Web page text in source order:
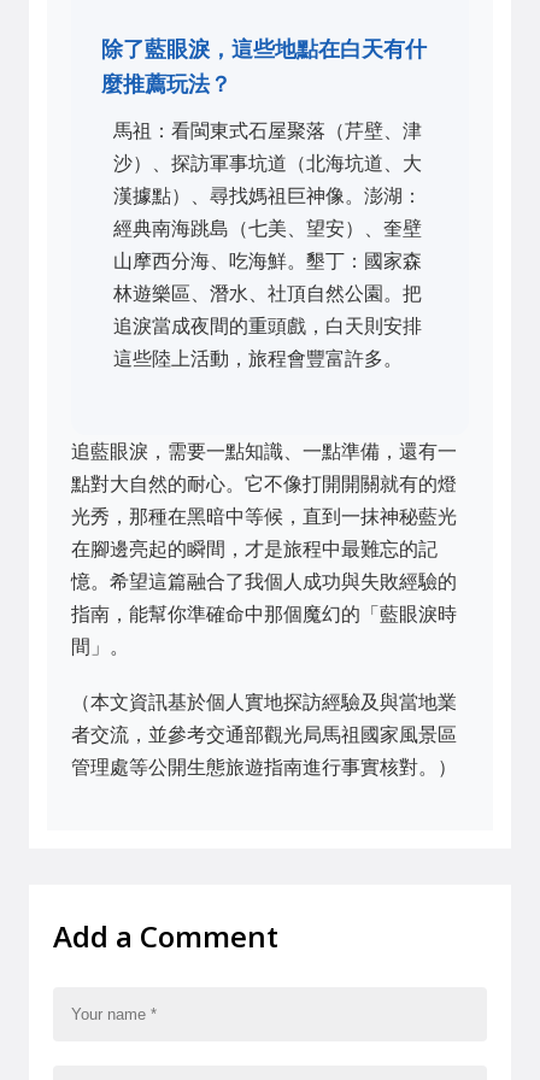
除了藍眼淚，這些地點在白天有什
麼推薦玩法？
馬祖：看閩東式石屋聚落（芹壁、津
沙）、探訪軍事坑道（北海坑道、大
漢據點）、尋找媽祖巨神像。澎湖：
經典南海跳島（七美、望安）、奎壁
山摩西分海、吃海鮮。墾丁：國家森
林遊樂區、潛水、社頂自然公園。把
追淚當成夜間的重頭戲，白天則安排
這些陸上活動，旅程會豐富許多。
追藍眼淚，需要一點知識、一點準備，還有一
點對大自然的耐心。它不像打開開關就有的燈
光秀，那種在黑暗中等候，直到一抹神秘藍光
在腳邊亮起的瞬間，才是旅程中最難忘的記
憶。希望這篇融合了我個人成功與失敗經驗的
指南，能幫你準確命中那個魔幻的「藍眼淚時
間」。
（本文資訊基於個人實地探訪經驗及與當地業
者交流，並參考交通部觀光局馬祖國家風景區
管理處等公開生態旅遊指南進行事實核對。）
Add a Comment